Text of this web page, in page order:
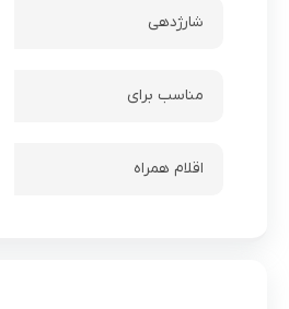
شارژدهی
مناسب برای
اقلام همراه